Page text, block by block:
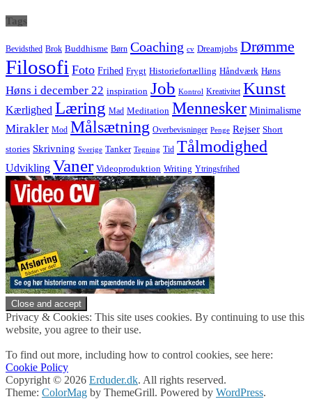
Tags
Bevidsthed Brok Buddhisme Børn Coaching cv Dreamjobs Drømme
Filosofi Foto Frihed Frygt Historiefortælling Håndværk Høns
Høns i december 22 inspiration Job Kontrol Kreativitet Kunst
Kærlighed Læring Mad Meditation Mennesker Minimalisme
Mirakler Mod Målsætning Overbevisninger Penge Rejser Short
stories Skrivning Sverige Tanker Tegning Tid Tålmodighed
Udvikling Vaner Videoproduktion Writing Ytringsfrihed
Privacy & Cookies: This site uses cookies. By continuing to use this
website, you agree to their use.
To find out more, including how to control cookies, see here:
Cookie Policy
Copyright © 2026 Erduder.dk. All rights reserved.
Theme: ColorMag by ThemeGrill. Powered by WordPress.